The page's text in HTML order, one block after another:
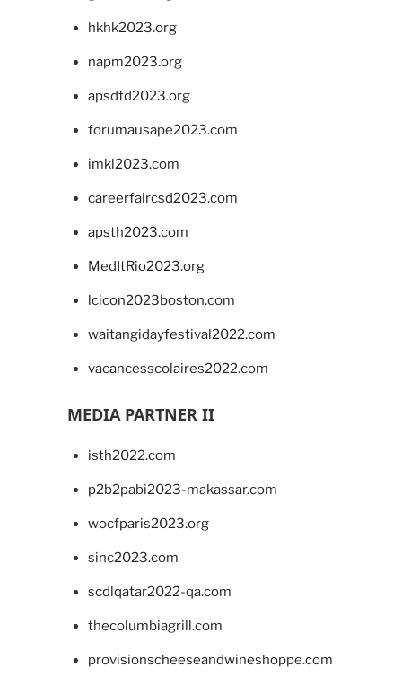
hkhk2023.org
napm2023.org
apsdfd2023.org
forumausape2023.com
imkl2023.com
careerfaircsd2023.com
apsth2023.com
MedItRio2023.org
lcicon2023boston.com
waitangidayfestival2022.com
vacancesscolaires2022.com
MEDIA PARTNER II
isth2022.com
p2b2pabi2023-makassar.com
wocfparis2023.org
sinc2023.com
scdlqatar2022-qa.com
thecolumbiagrill.com
provisionscheeseandwineshoppe.com